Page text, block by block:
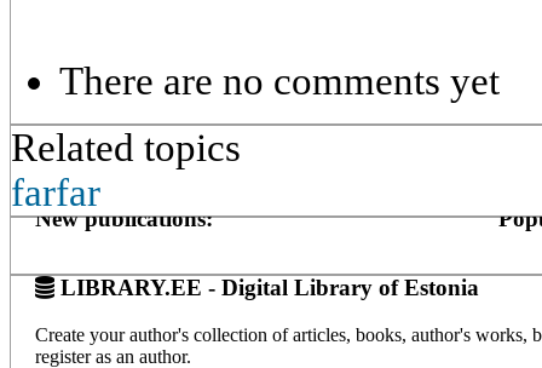
There are no comments yet
Related topics
farfar
New publications:
LIBRARY.EE - Digital Library of Estonia
Create your author's collection of articles, books, author's
register as an author.